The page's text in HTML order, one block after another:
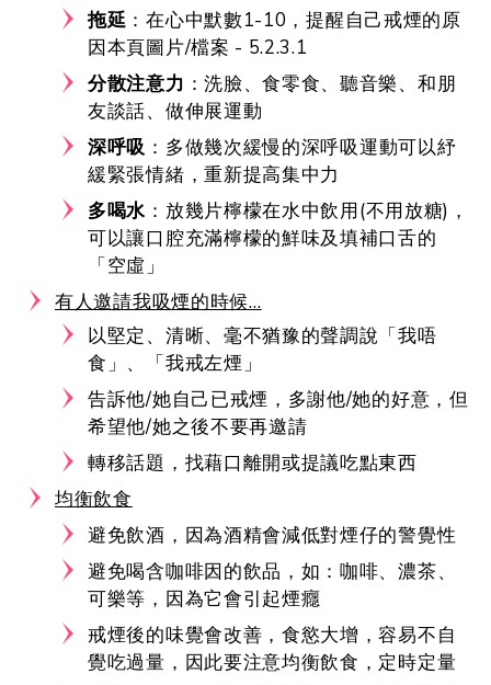
拖延 ：在心中默數1-10，提醒自己戒煙的原
因本頁圖片/檔案 - 5.2.3.1
分散注意力 ：洗臉、食零食、聽音樂、和朋
友談話、做伸展運動
深呼吸 ：多做幾次緩慢的深呼吸運動可以紓
緩緊張情緒，重新提高集中力
多喝水 ：放幾片檸檬在水中飲用(不用放糖)，
可以讓口腔充滿檸檬的鮮味及填補口舌的
「空虛」
有人邀請我吸煙的時候…
以堅定、清晰、毫不猶豫的聲調說「我唔
食」、「我戒左煙」
告訴他/她自己已戒煙，多謝他/她的好意，但
希望他/她之後不要再邀請
轉移話題，找藉口離開或提議吃點東西
均衡飲食
避免飲酒，因為酒精會減低對煙仔的警覺性
避免喝含咖啡因的飲品，如：咖啡、濃茶、
可樂等，因為它會引起煙癮
戒煙後的味覺會改善，食慾大增，容易不自
覺吃過量，因此要注意均衡飲食，定時定量